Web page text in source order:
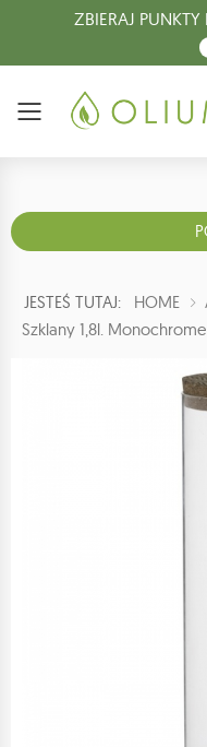
ZBIERAJ
Menu
JESTEŚ TUTAJ: HOME
Szklany 1,8l. Monochrome